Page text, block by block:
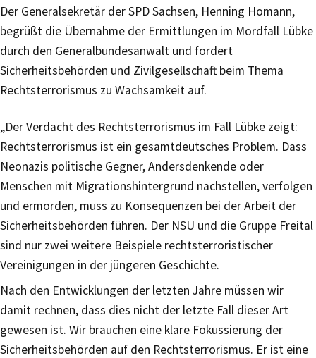
Der Generalsekretär der SPD Sachsen, Henning Homann,
begrüßt die Übernahme der Ermittlungen im Mordfall Lübke
durch den Generalbundesanwalt und fordert
Sicherheitsbehörden und Zivilgesellschaft beim Thema
Rechtsterrorismus zu Wachsamkeit auf.
„Der Verdacht des Rechtsterrorismus im Fall Lübke zeigt:
Rechtsterrorismus ist ein gesamtdeutsches Problem. Dass
Neonazis politische Gegner, Andersdenkende oder
Menschen mit Migrationshintergrund nachstellen, verfolgen
und ermorden, muss zu Konsequenzen bei der Arbeit der
Sicherheitsbehörden führen. Der NSU und die Gruppe Freital
sind nur zwei weitere Beispiele rechtsterroristischer
Vereinigungen in der jüngeren Geschichte.
Nach den Entwicklungen der letzten Jahre müssen wir
damit rechnen, dass dies nicht der letzte Fall dieser Art
gewesen ist. Wir brauchen eine klare Fokussierung der
Sicherheitsbehörden auf den Rechtsterrorismus. Er ist eine